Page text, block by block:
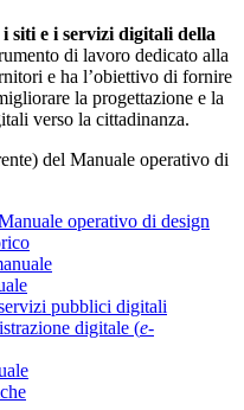
siti e i servizi digitali della
di lavoro dedicato alla
e ha l’obiettivo di fornire
la progettazione e la
verso la cittadinanza.
del Manuale operativo di
operativo di design
pubblici digitali
digitale (e-